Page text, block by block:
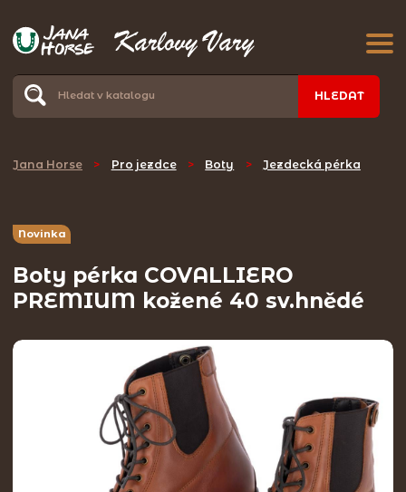
HLEDAT
Jana Horse > Pro jezdce > Boty > Jezdecká pérka
Novinka
Boty pérka COVALLIERO
PREMIUM kožené 40 sv.hnědé